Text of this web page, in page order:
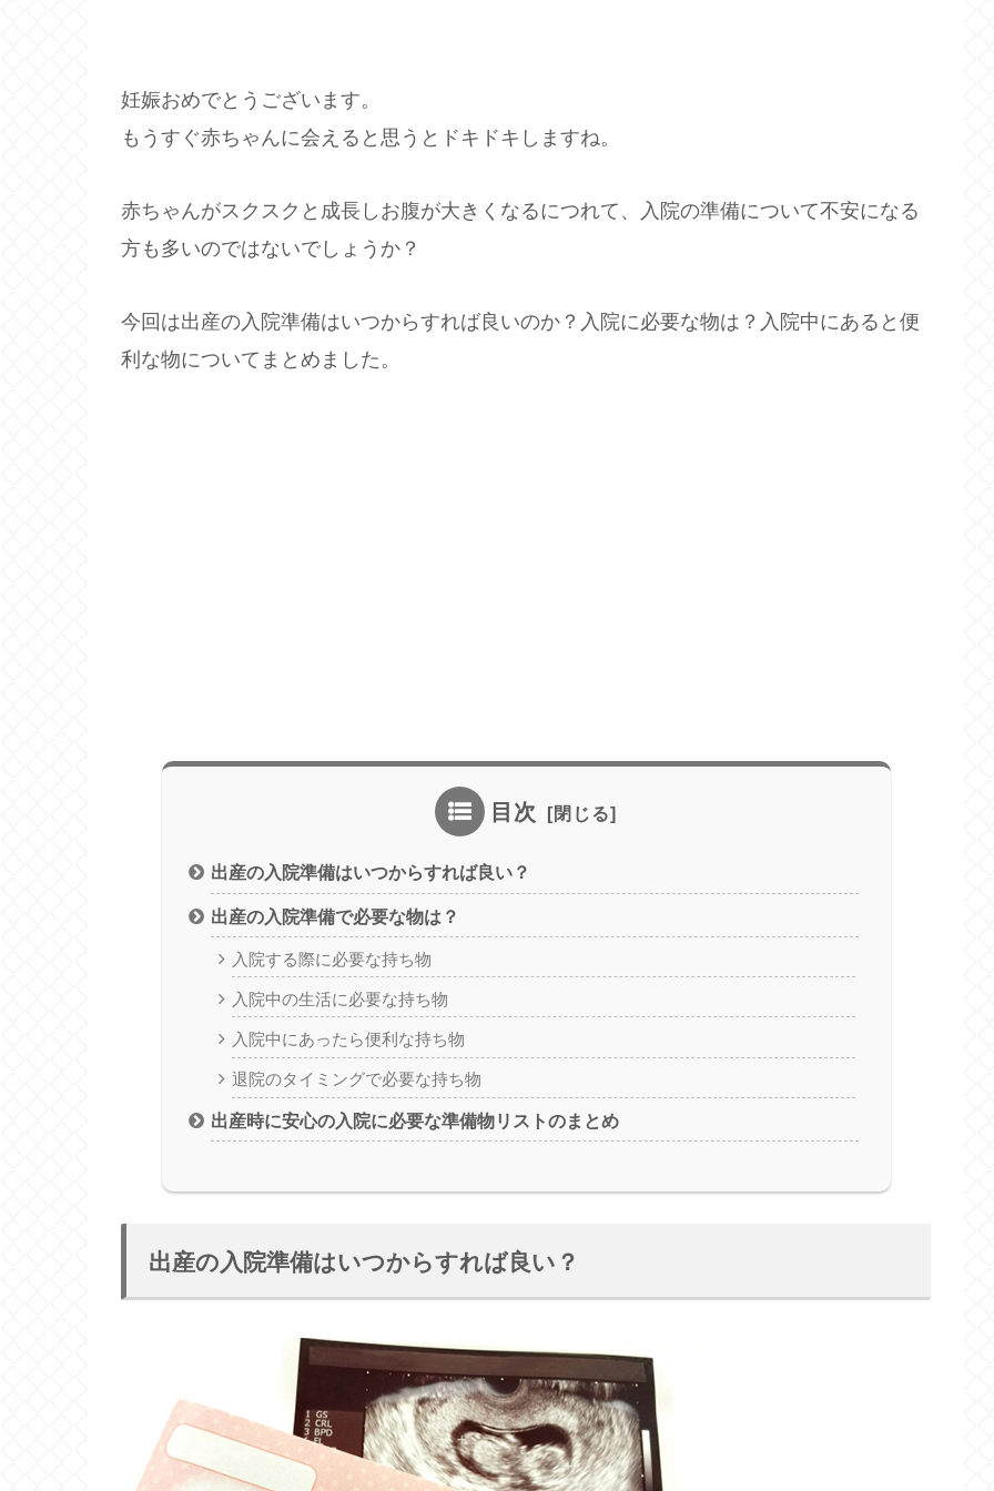
妊娠おめでとうございます。
もうすぐ赤ちゃんに会えると思うとドキドキしますね。
赤ちゃんがスクスクと成長しお腹が大きくなるにつれて、入院の準備について不安になる
方も多いのではないでしょうか？
今回は出産の入院準備はいつからすれば良いのか？入院に必要な物は？入院中にあると便
利な物についてまとめました。
目次
出産の入院準備はいつからすれば良い？
出産の入院準備で必要な物は？
入院する際に必要な持ち物
入院中の生活に必要な持ち物
入院中にあったら便利な持ち物
退院のタイミングで必要な持ち物
出産時に安心の入院に必要な準備物リストのまとめ
出産の入院準備はいつからすれば良い？